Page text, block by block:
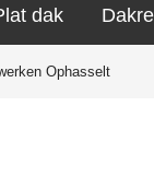
dak
Ophasselt